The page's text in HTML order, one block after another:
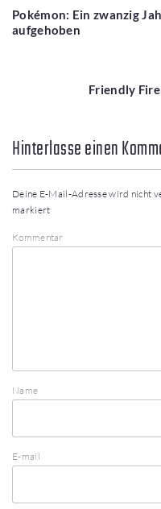
Pokémon: Ein zwanzig
aufgehoben
Friendly
Hinterlasse einen
Deine E-Mail-Adresse wird nicht
markiert
Kommentar
Name
E-mail